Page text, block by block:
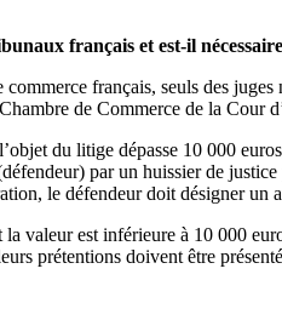
français et est-il
français, seuls des
de Commerce de la Cour
du litige dépasse 10 000
par un huissier de
le défendeur doit désigner un
valeur est inférieure à 10 000
prétentions doivent être